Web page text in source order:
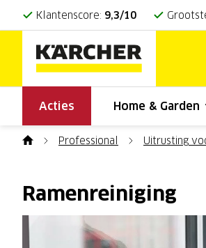
Klantenscore: 9,3/10
Acties Home & Garden
Professional Uitrusting
Ramenreiniging